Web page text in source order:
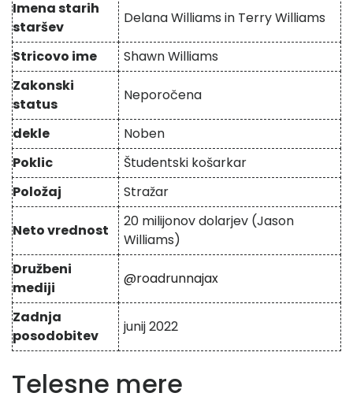
Imena starih
staršev
Delana Williams in Terry Williams
Stricovo ime
Shawn Williams
Zakonski
status
Neporočena
dekle
Noben
Poklic
Študentski košarkar
Položaj
Stražar
Neto vrednost
20 milijonov dolarjev (Jason
Williams)
Družbeni
mediji
@roadrunnajax
Zadnja
posodobitev
junij 2022
Telesne mere